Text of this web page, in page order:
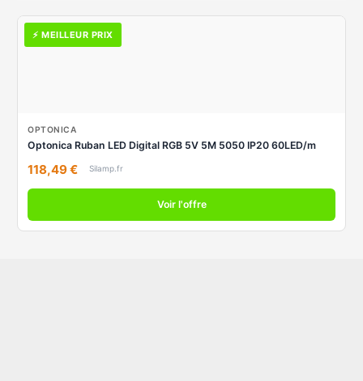
⚡ MEILLEUR PRIX
OPTONICA
Optonica Ruban LED Digital RGB 5V 5M 5050 IP20 60LED/m
118,49 € Silamp.fr
Voir l'offre